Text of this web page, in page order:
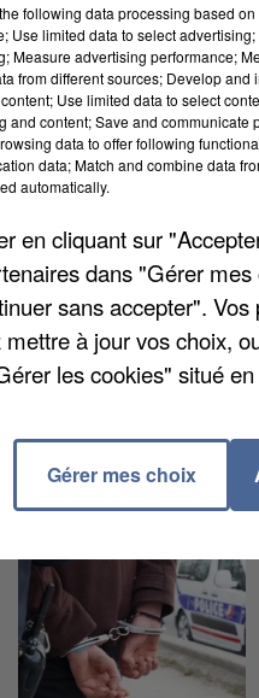
a parfois des sujets
alimentaires soient
des pensions
l'avance de 5.143
7.000 pensions
following data processing based
Use limited data to select
Measure advertising performance;
from different sources; Develop
Use limited data to select
and content; Save and
data to offer following
data; Match and combine data
automatically.
en cliquant sur
dans "Gérer
sans accepter".
à jour vos choix,
les cookies" situé
Gérer mes choix